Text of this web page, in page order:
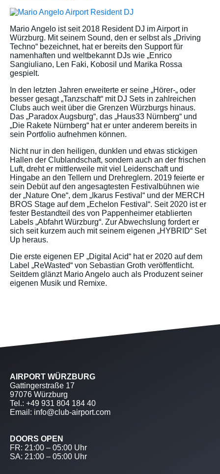
Mario Angelo ist seit 2018 Resident DJ im Airport in
Würzburg. Mit seinem Sound, den er selbst als „Driving
Techno“ bezeichnet, hat er bereits den Support für
namenhaften und weltbekannt DJs wie „Enrico
Sangiuliano, Len Faki, Kobosil und Marika Rossa
gespielt.
In den letzten Jahren erweiterte er seine „Hörer-„ oder
besser gesagt „Tanzschaft“ mit DJ Sets in zahlreichen
Clubs auch weit über die Grenzen Würzburgs hinaus.
Das „Paradox Augsburg“, das „Haus33 Nürnberg“ und
„Die Rakete Nürnberg“ hat er unter anderem bereits in
sein Portfolio aufnehmen können.
Nicht nur in den heiligen, dunklen und etwas stickigen
Hallen der Clublandschaft, sondern auch an der frischen
Luft, dreht er mittlerweile mit viel Leidenschaft und
Hingabe an den Tellern und Drehreglern. 2019 feierte er
sein Debüt auf den angesagtesten Festivalbühnen wie
der „Nature One“, dem „Ikarus Festival“ und der MERCH
BROS Stage auf dem „Echelon Festival“. Seit 2020 ist er
fester Bestandteil des von Pappenheimer etablierten
Labels „Abfahrt Würzburg“. Zur Abwechslung fordert er
sich seit kurzem auch mit seinem eigenen „HYBRID“ Set
Up heraus.
Die erste eigenen EP „Digital Acid“ hat er 2020 auf dem
Label „ReWasted“ von Sebastian Groth veröffentlicht.
Seitdem glänzt Mario Angelo auch als Produzent seiner
eigenen Musik und Remixe.
AIRPORT WÜRZBURG
Gattingerstraße 17
97076 Würzburg
Tel.: +49 931 804 184 40
Email: info@club-airport.com
DOORS OPEN
FR: 21:00 – 05:00 Uhr
SA: 21:00 – 05:00 Uhr